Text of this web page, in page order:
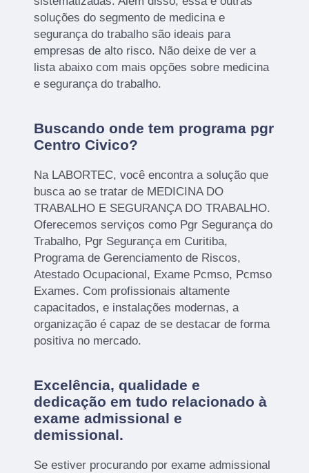
soluções do segmento de medicina e
segurança do trabalho são ideais para
empresas de alto risco. Não deixe de ver a
lista abaixo com mais opções sobre medicina
e segurança do trabalho.
Buscando onde tem programa pgr
Centro Civico?
Na LABORTEC, você encontra a solução que
busca ao se tratar de MEDICINA DO
TRABALHO E SEGURANÇA DO TRABALHO.
Oferecemos serviços como Pgr Segurança do
Trabalho, Pgr Segurança em Curitiba,
Programa de Gerenciamento de Riscos,
Atestado Ocupacional, Exame Pcmso, Pcmso
Exames. Com profissionais altamente
capacitados, e instalações modernas, a
organização é capaz de se destacar de forma
positiva no mercado.
Excelência, qualidade e
dedicação em tudo relacionado à
exame admissional e
demissional.
Se estiver procurando por exame admissional